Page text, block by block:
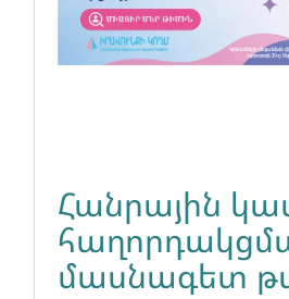
Հանրային
մասնագետ